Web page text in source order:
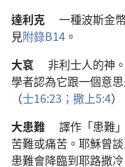
達利克
一種波斯金
見附錄B14 。
大袞
非利士人的神 。
學者認為它跟一個意思
（士16:23； 撒上5:4）
大患難
譯作 「患難」
苦難或痛苦 。 耶穌曾談
患難會降臨到耶路撒冷